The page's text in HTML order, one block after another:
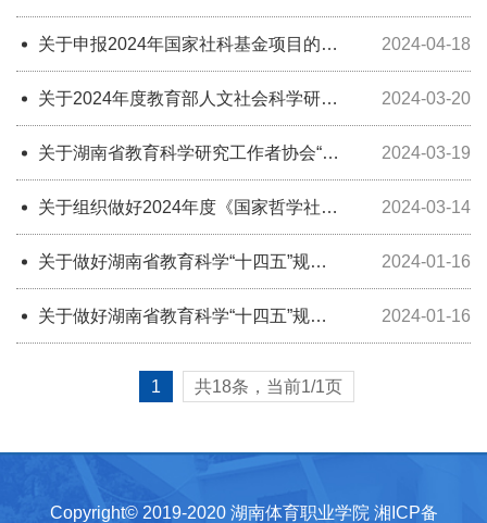
通知
关于申报2024年国家社科基金项目的通
知
2024-04-18
关于2024年度教育部人文社会科学研究
系列项目申报工作的通知
2024-03-20
关于湖南省教育科学研究工作者协会“十
四五”规划2024年度科研课题申报工作
的通知
2024-03-19
关于组织做好2024年度《国家哲学社会
科学成果文库》教育学科申报工作的通
知
2024-03-14
关于做好湖南省教育科学“十四五”规划
2024 年专项课题申报工作的通知
2024-01-16
关于做好湖南省教育科学“十四五”规划
2024年度课题组织申报工作的通知
2024-01-16
1 共18条，当前1/1页
Copyright© 2019-2020 湖南体育职业学院 湘ICP备